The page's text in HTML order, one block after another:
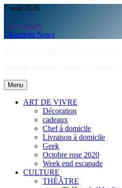
Skip
to
content
7 août 2026
Newsletter
Random News
Menu
ART DE VIVRE
Décoration
cadeaux
Chef à domicile
Livraison à domicile
Geek
Octobre rose 2020
Week end escapade
CULTURE
THÉÂTRE